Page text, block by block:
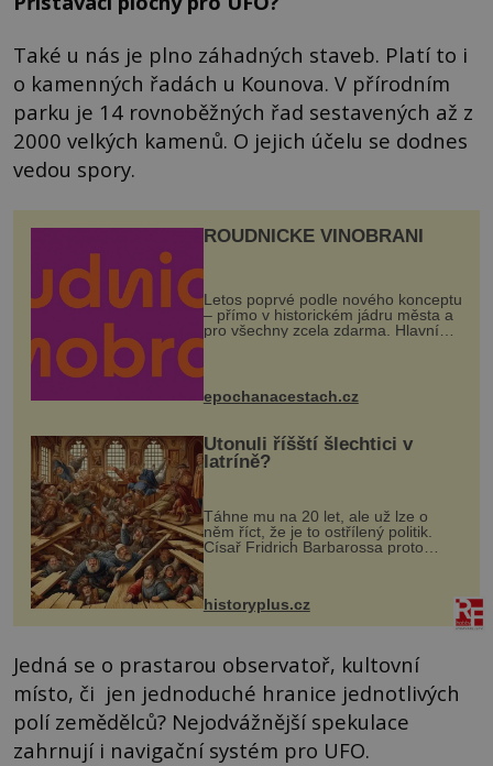
Také u nás je plno záhadných staveb. Platí to i
o kamenných řadách u Kounova. V přírodním
parku je 14 rovnoběžných řad sestavených až z
2000 velkých kamenů. O jejich účelu se dodnes
vedou spory.
ROUDNICKÉ VINOBRANÍ
Letos poprvé podle nového konceptu
– přímo v historickém jádru města a
pro všechny zcela zdarma. Hlavní
program se odehraje na Karlově a
mohou těšit na víno, burčák, pes...
epochanacestach.cz
Utonuli říšští šlechtici v
latríně?
Táhne mu na 20 let, ale už lze o
něm říct, že je to ostřílený politik.
Císař Fridrich Barbarossa proto
posílá svého syna a dědice Jindřicha
VI. do Erfurtu, aby se stal
prostředníkem při řešení sporu m...
historyplus.cz
Jedná se o prastarou observatoř, kultovní
místo, či jen jednoduché hranice jednotlivých
polí zemědělců? Nejodvážnější spekulace
zahrnují i navigační systém pro UFO.